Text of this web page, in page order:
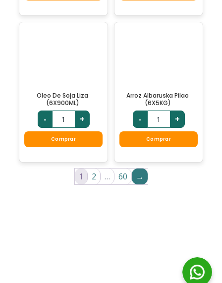
Oleo De Soja Liza
(6X900ML)
- +
Comprar
Arroz Albaruska Pilao
(6X5KG)
- +
Comprar
1 2 … 60 →